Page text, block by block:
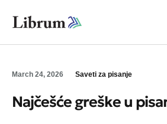
March 24, 2026 Saveti za pisanje
Najčešće greške u